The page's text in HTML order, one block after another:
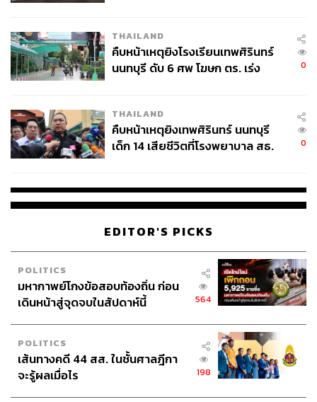
THAILAND
คืบหน้าเหตุยิงโรงเรียนเทพศิรินทร์
นนทบุรี ดับ 6 ศพ โฆษก ตร. เร่ง
0
THAILAND
คืบหน้าเหตุยิงเทพศิรินทร์ นนทบุรี
เด็ก 14 เสียชีวิตที่โรงพยาบาล สธ.
0
EDITOR'S PICKS
POLITICS
มหากาพย์โกงข้อสอบท้องถิ่น ก่อน
เดินหน้าสู่จุดจบในสัปดาห์นี้
564
POLITICS
เส้นทางคดี 44 สส. ในชั้นศาลฎีกา
จะรู้ผลเมื่อไร
198